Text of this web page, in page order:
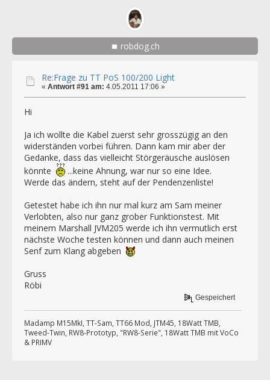
robdog.ch
Re:Frage zu TT PoS 100/200 Light
« Antwort #91 am: 4.05.2011 17:06 »
Hi
Ja ich wollte die Kabel zuerst sehr grosszügig an den
widerständen vorbei führen. Dann kam mir aber der
Gedanke, dass das vielleicht Störgeräusche auslösen
könnte
...keine Ahnung, war nur so eine Idee.
Werde das ändern, steht auf der Pendenzenliste!
Getestet habe ich ihn nur mal kurz am Sam meiner
Verlobten, also nur ganz grober Funktionstest. Mit
meinem Marshall JVM205 werde ich ihn vermutlich erst
nächste Woche testen können und dann auch meinen
Senf zum Klang abgeben
Gruss
Röbi
Gespeichert
Madamp M15MkI, TT-Sam, TT66 Mod, JTM45, 18Watt TMB,
Tweed-Twin, RW8-Prototyp, "RW8-Serie", 18Watt TMB mit VoCo
& PRIMV